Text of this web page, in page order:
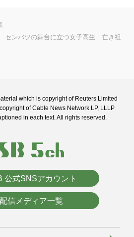
センバツの舞台に立つ女子高生 亡き祖
which is copyright of Reuters Limited
of Cable News Network LP, LLLP
in each text. All rights reserved.
公式SNSアカウント
配信メディア一覧